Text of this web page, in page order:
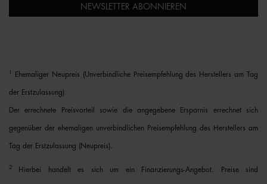
NEWSLETTER ABONNIEREN
Ehemaliger Neupreis (Unverbindliche Preisempfehlung des Herstellers am Tag
der Erstzulassung).
Der errechnete Preisvorteil sowie die angegebene Ersparnis errechnet sich
gegenüber der ehemaligen unverbindlichen Preisempfehlung des Herstellers am
Tag der Erstzulassung (Neupreis).
2 Hierbei handelt es sich um ein Finanzierungs-Angebot. Preise sind